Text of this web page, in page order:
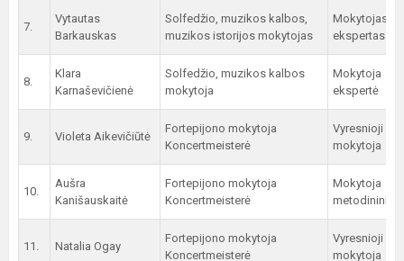
7.
Vytautas
Barkauskas
Solfedžio, muzikos kalbos,
muzikos istorijos mokytojas
Mokytojas
ekspertas
8.
Klara
Karnaševičienė
Solfedžio, muzikos kalbos
mokytoja
Mokytoja
ekspertė
9. Violeta Aikevičiūtė
Fortepijono mokytoja
Koncertmeisterė
Vyresnioji
mokytoja
10.
Aušra
Kanišauskaitė
Fortepijono mokytoja
Koncertmeisterė
Mokytoja
metodininkė
11. Natalia Ogay
Fortepijono mokytoja
Koncertmeisterė
Vyresnioji
mokytoja